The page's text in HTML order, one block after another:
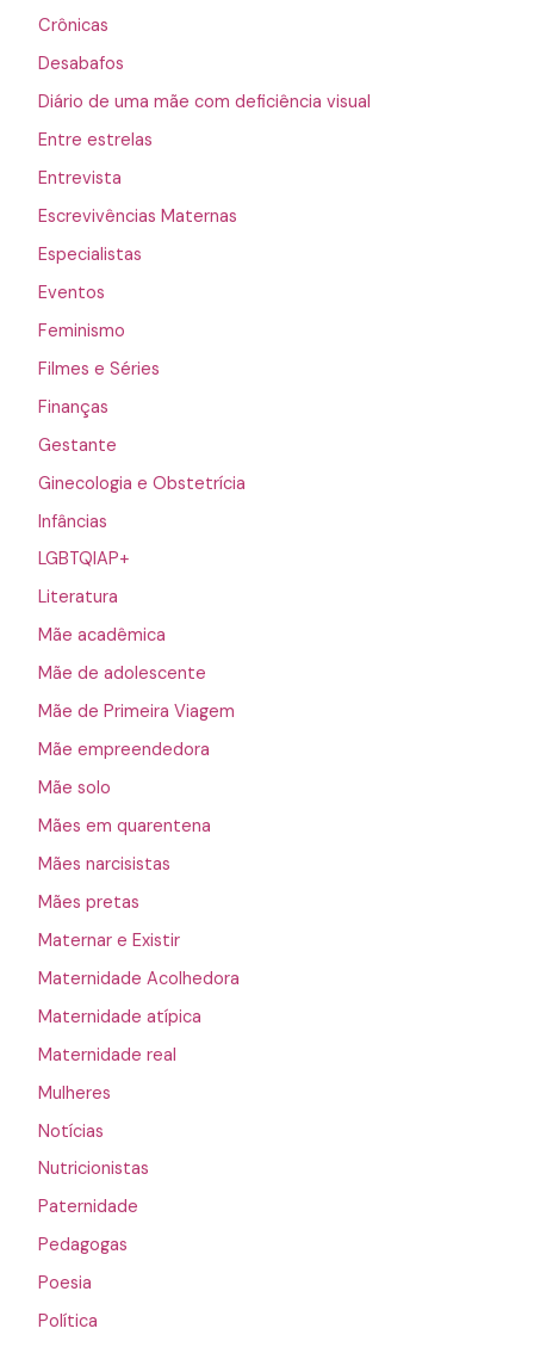
Crônicas
Desabafos
Diário de uma mãe com deficiência visual
Entre estrelas
Entrevista
Escrevivências Maternas
Especialistas
Eventos
Feminismo
Filmes e Séries
Finanças
Gestante
Ginecologia e Obstetrícia
Infâncias
LGBTQIAP+
Literatura
Mãe acadêmica
Mãe de adolescente
Mãe de Primeira Viagem
Mãe empreendedora
Mãe solo
Mães em quarentena
Mães narcisistas
Mães pretas
Maternar e Existir
Maternidade Acolhedora
Maternidade atípica
Maternidade real
Mulheres
Notícias
Nutricionistas
Paternidade
Pedagogas
Poesia
Política